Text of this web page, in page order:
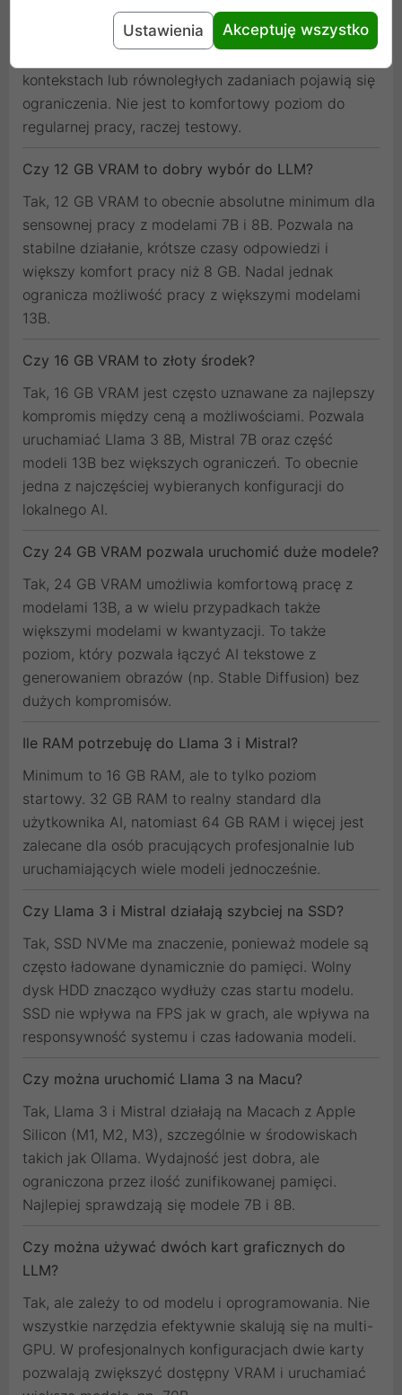
Tak, ale tylko do bardzo lekkich zastosowań. Na 8
GB VRAM uruchomisz Llama 3 8B lub Mistral 7B w
kontekstach lub równoległych zadaniach pojawią się
ograniczenia. Nie jest to komfortowy poziom do
regularnej pracy, raczej testowy.
Czy 12 GB VRAM to dobry wybór do LLM?
Tak, 12 GB VRAM to obecnie absolutne minimum dla
sensownej pracy z modelami 7B i 8B. Pozwala na
stabilne działanie, krótsze czasy odpowiedzi i
większy komfort pracy niż 8 GB. Nadal jednak
ogranicza możliwość pracy z większymi modelami
13B.
Czy 16 GB VRAM to złoty środek?
Tak, 16 GB VRAM jest często uznawane za najlepszy
kompromis między ceną a możliwościami. Pozwala
uruchamiać Llama 3 8B, Mistral 7B oraz część
modeli 13B bez większych ograniczeń. To obecnie
jedna z najczęściej wybieranych konfiguracji do
lokalnego AI.
Czy 24 GB VRAM pozwala uruchomić duże modele?
Tak, 24 GB VRAM umożliwia komfortową pracę z
modelami 13B, a w wielu przypadkach także
większymi modelami w kwantyzacji. To także
poziom, który pozwala łączyć AI tekstowe z
generowaniem obrazów (np. Stable Diffusion) bez
dużych kompromisów.
Ile RAM potrzebuję do Llama 3 i Mistral?
Minimum to 16 GB RAM, ale to tylko poziom
startowy. 32 GB RAM to realny standard dla
użytkownika AI, natomiast 64 GB RAM i więcej jest
zalecane dla osób pracujących profesjonalnie lub
uruchamiających wiele modeli jednocześnie.
Czy Llama 3 i Mistral działają szybciej na SSD?
Tak, SSD NVMe ma znaczenie, ponieważ modele są
często ładowane dynamicznie do pamięci. Wolny
dysk HDD znacząco wydłuży czas startu modelu.
SSD nie wpływa na FPS jak w grach, ale wpływa na
responsywność systemu i czas ładowania modeli.
Czy można uruchomić Llama 3 na Macu?
Tak, Llama 3 i Mistral działają na Macach z Apple
Silicon (M1, M2, M3), szczególnie w środowiskach
takich jak Ollama. Wydajność jest dobra, ale
ograniczona przez ilość zunifikowanej pamięci.
Najlepiej sprawdzają się modele 7B i 8B.
Czy można używać dwóch kart graficznych do
LLM?
Tak, ale zależy to od modelu i oprogramowania. Nie
wszystkie narzędzia efektywnie skalują się na multi-
GPU. W profesjonalnych konfiguracjach dwie karty
pozwalają zwiększyć dostępny VRAM i uruchamiać
Ustawienia Akceptuję wszystko